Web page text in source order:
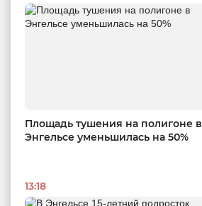
Площадь тушения на полигоне в
Энгельсе уменьшилась на 50%
13:18